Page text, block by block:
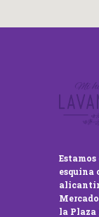
esquina
la Plaza